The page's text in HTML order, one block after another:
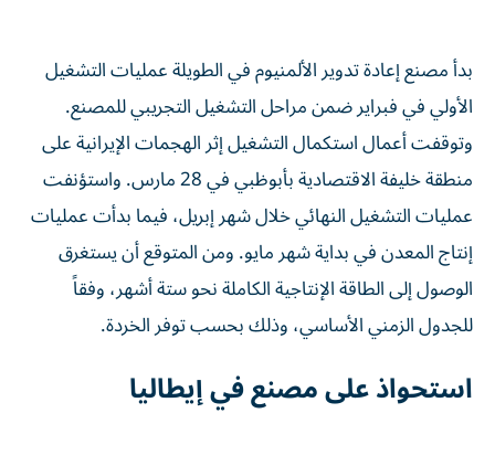
بدأ مصنع إعادة تدوير الألمنيوم في الطويلة عمليات التشغيل
الأولي في فبراير ضمن مراحل التشغيل التجريبي للمصنع.
وتوقفت أعمال استكمال التشغيل إثر الهجمات الإيرانية على
منطقة خليفة الاقتصادية بأبوظبي في 28 مارس. واستؤنفت
عمليات التشغيل النهائي خلال شهر إبريل، فيما بدأت عمليات
إنتاج المعدن في بداية شهر مايو. ومن المتوقع أن يستغرق
الوصول إلى الطاقة الإنتاجية الكاملة نحو ستة أشهر، وفقاً
للجدول الزمني الأساسي، وذلك بحسب توفر الخردة.
استحواذ على مصنع في إيطاليا